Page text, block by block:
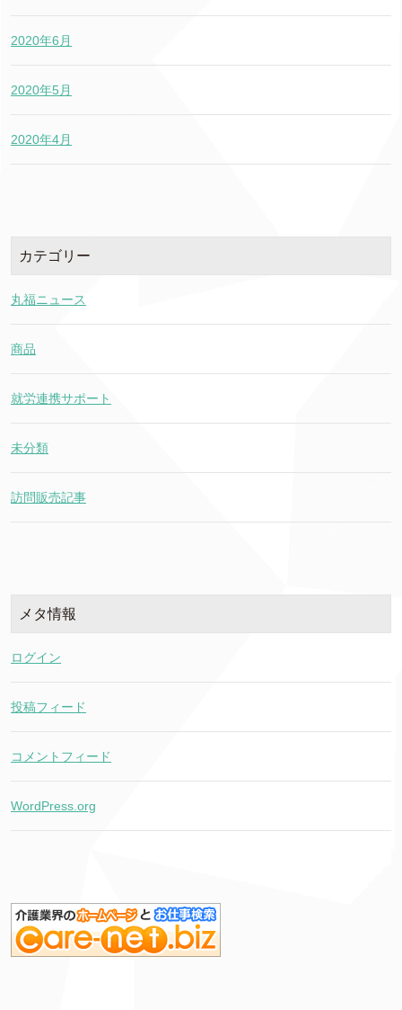
2020年6月
2020年5月
2020年4月
カテゴリー
丸福ニュース
商品
就労連携サポート
未分類
訪問販売記事
メタ情報
ログイン
投稿フィード
コメントフィード
WordPress.org